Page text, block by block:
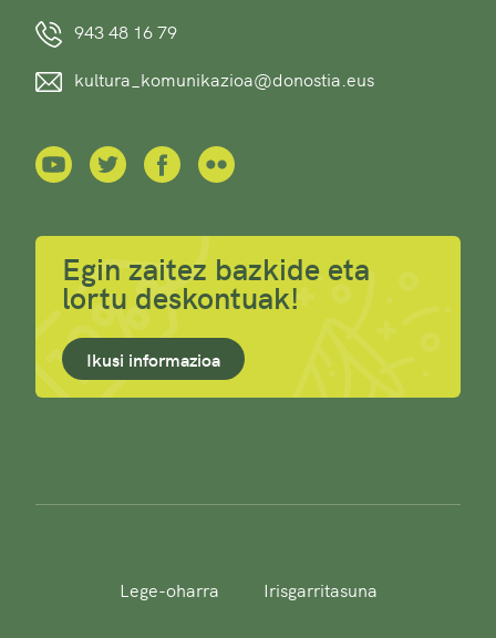
943 48 16 79
kultura_komunikazioa@donostia.eus
Egin zaitez bazkide eta
lortu deskontuak!
Ikusi informazioa
Lege-oharra Irisgarritasuna